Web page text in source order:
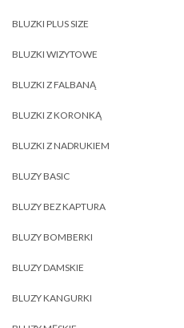
BLUZKI PLUS SIZE
BLUZKI WIZYTOWE
BLUZKI Z FALBANĄ
BLUZKI Z KORONKĄ
BLUZKI Z NADRUKIEM
BLUZY BASIC
BLUZY BEZ KAPTURA
BLUZY BOMBERKI
BLUZY DAMSKIE
BLUZY KANGURKI